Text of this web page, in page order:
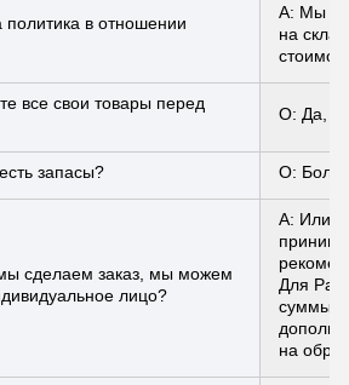
в отношении
A: Мы
на
все свои товары перед
О: Да, у
запасы? О:
сделаем заказ, мы можем
лицо?
A: Или
Для
суммы,
на